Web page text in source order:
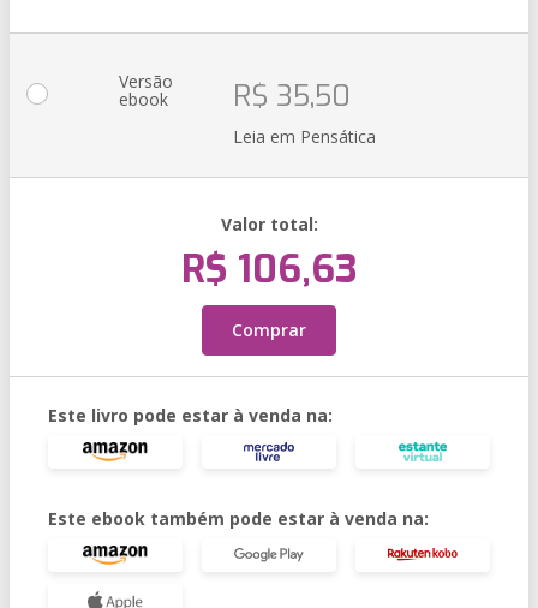
Versão
ebook R$ 35,50
Leia em Pensática
Valor total:
R$ 106,63
Comprar
Este livro pode estar à venda na:
Este ebook também pode estar à venda na: